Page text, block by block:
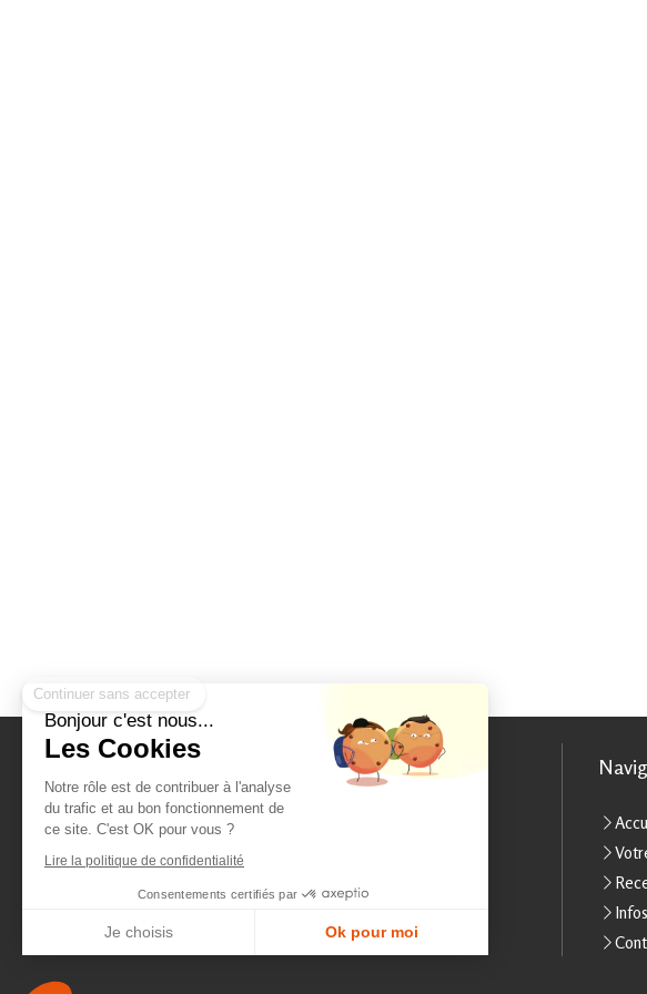
Stéphanie Rheinart
Diététicienne-Nutritionniste à Tours
Ingénieur en Sciences de l'alimentation
Mentions légales
Bonjour c'est nous...
Les Cookies
Notre rôle est de contribuer à l'analyse
du trafic et au bon fonctionnement de
ce site. C'est OK pour vous ?
Lire la politique de confidentialité
Consentements certifiés par
Je choisis Ok pour moi
Notre plateforme vous permet d'adapter et de gérer vos paramètres de confidentialité, en garantissant la conformité